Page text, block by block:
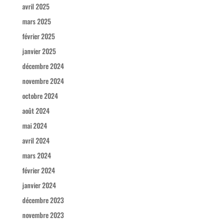
avril 2025
mars 2025
février 2025
janvier 2025
décembre 2024
novembre 2024
octobre 2024
août 2024
mai 2024
avril 2024
mars 2024
février 2024
janvier 2024
décembre 2023
novembre 2023